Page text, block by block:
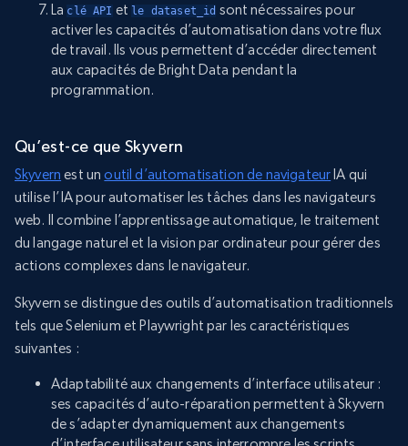
La clé API etle dataset_id sont nécessaires pour
activer les capacités d’automatisation dans votre flux
de travail. Ils vous permettent d’accéder directement
aux capacités de Bright Data pendant la
programmation.
Qu’est-ce que Skyvern
Skyvern est unoutil d’automatisation de navigateur IA qui
utilise l’IA pour automatiser les tâches dans les navigateurs
web. Il combine l’apprentissage automatique, le traitement
du langage naturel et la vision par ordinateur pour gérer des
actions complexes dans le navigateur.
Skyvern se distingue des outils d’automatisation traditionnels
tels que Selenium et Playwright par les caractéristiques
suivantes :
Adaptabilité aux changements d’interface utilisateur :
ses capacités d’auto-réparation permettent à Skyvern
de s’adapter dynamiquement aux changements